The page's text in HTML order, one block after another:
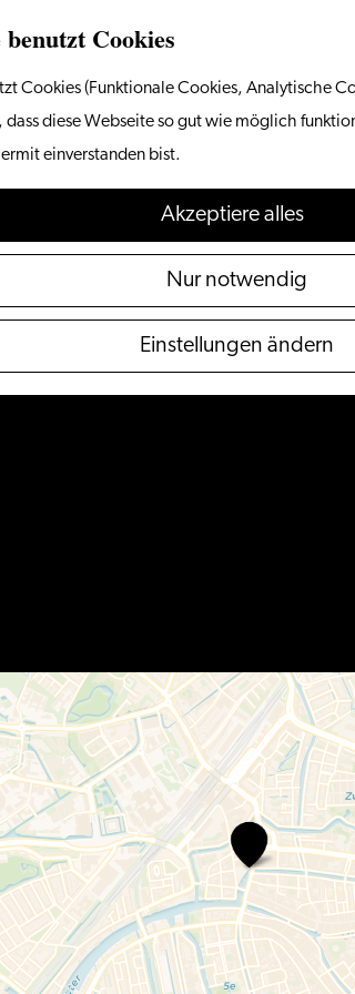
benutzt Cookies
Cookies (Funktionale Cookies, Analytische
dass diese Webseite so gut wie möglich
einverstanden bist.
Akzeptiere alles
Nur notwendig
Einstellungen ändern
Beestenmarkt